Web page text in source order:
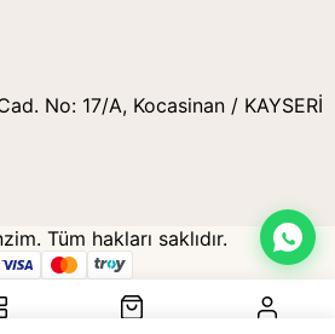
No: 17/A, Kocasinan / KAYSERİ
Tüm hakları saklıdır.